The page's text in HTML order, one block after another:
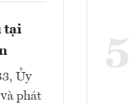
tại
Ủy
phát
5